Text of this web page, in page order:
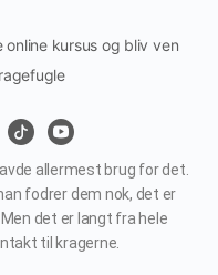
kursus og bliv ven
allermest brug for det.
fodrer dem nok, det er
det er langt fra hele
til kragerne.